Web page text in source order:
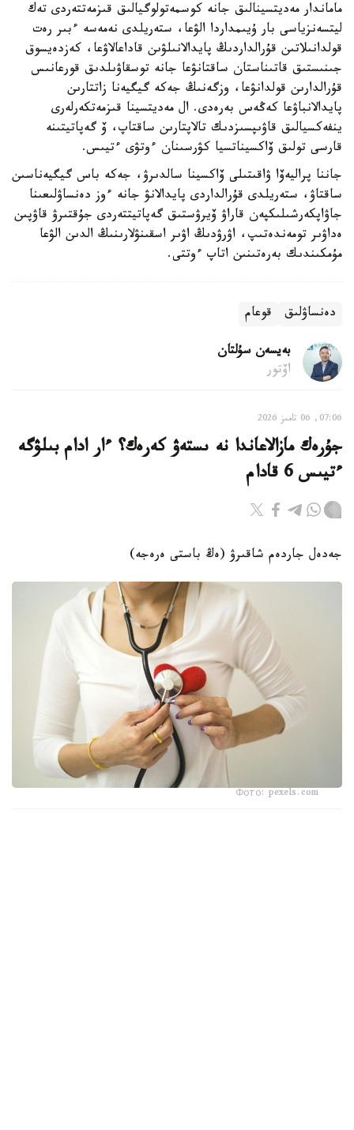
ماماندار مەديتسينالىق جانە كوسمەتولوگيالىق قىزمەتتەردى تەك
ليتسەنزياسى بار ۇيىمداردا الۋعا، ستەريلدى نەمەسە ءبىر رەت
قولدانىلاتىن قۇرالداردىڭ پايدالانىلۋىن قاداعالاۋعا، كەزدەيسوق
جىنىستىق قاتىناستان ساقتانۋعا جانە توسقاۋىلدىق قورعانىس
قۇرالدارىن قولدانۋعا، وزگەنىڭ جەكە گيگيەنا زاتتارىن
پايدالانباۋعا كەڭەس بەرەدى. ال مەديتسينا قىزمەتكەرلەرى
ينفەكسيالىق قاۋىپسىزدىك تالاپتارىن ساقتاپ، ۆ گەپاتيتىنە
قارسى تولىق ۆاكسيناتسيا كۋرسىنان ءوتۋى ءتيىس.
جاننا پراليەۆا ۋاقىتىلى ۆاكسينا سالدىرۋ، جەكە باس گيگيەناسىن
ساقتاۋ، ستەريلدى قۇرالداردى پايدالانۋ جانە ءوز دەنساۋلىعىنا
جاۋاپكەرشىلىكپەن قاراۋ ۆيرۋستىق گەپاتيتتەردى جۇقتىرۋ قاۋپىن
ەداۋىر تومەندەتىپ، اۋرۋدىڭ اۋىر اسقىنۋلارىنىڭ الدىن الۋعا
مۇمكىندىك بەرەتىنىن اتاپ ءوتتى.
دەنساۋلىق قوعام
بەيسەن سۇلتان
اۆتور
07:06, 06 تامىز 2026
جۇرەك مازالاعاندا نە ىستەۋ كەرەك؟ ءار ادام بىلۋگە
ءتيىس 6 قادام
جەدەل جاردەم شاقىرۋ (ەڭ باستى ەرەجە)
Фото: pexels.com